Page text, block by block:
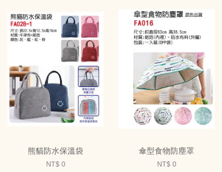
熊貓防水保溫袋
NT$ 0
傘型食物防塵罩
NT$ 0